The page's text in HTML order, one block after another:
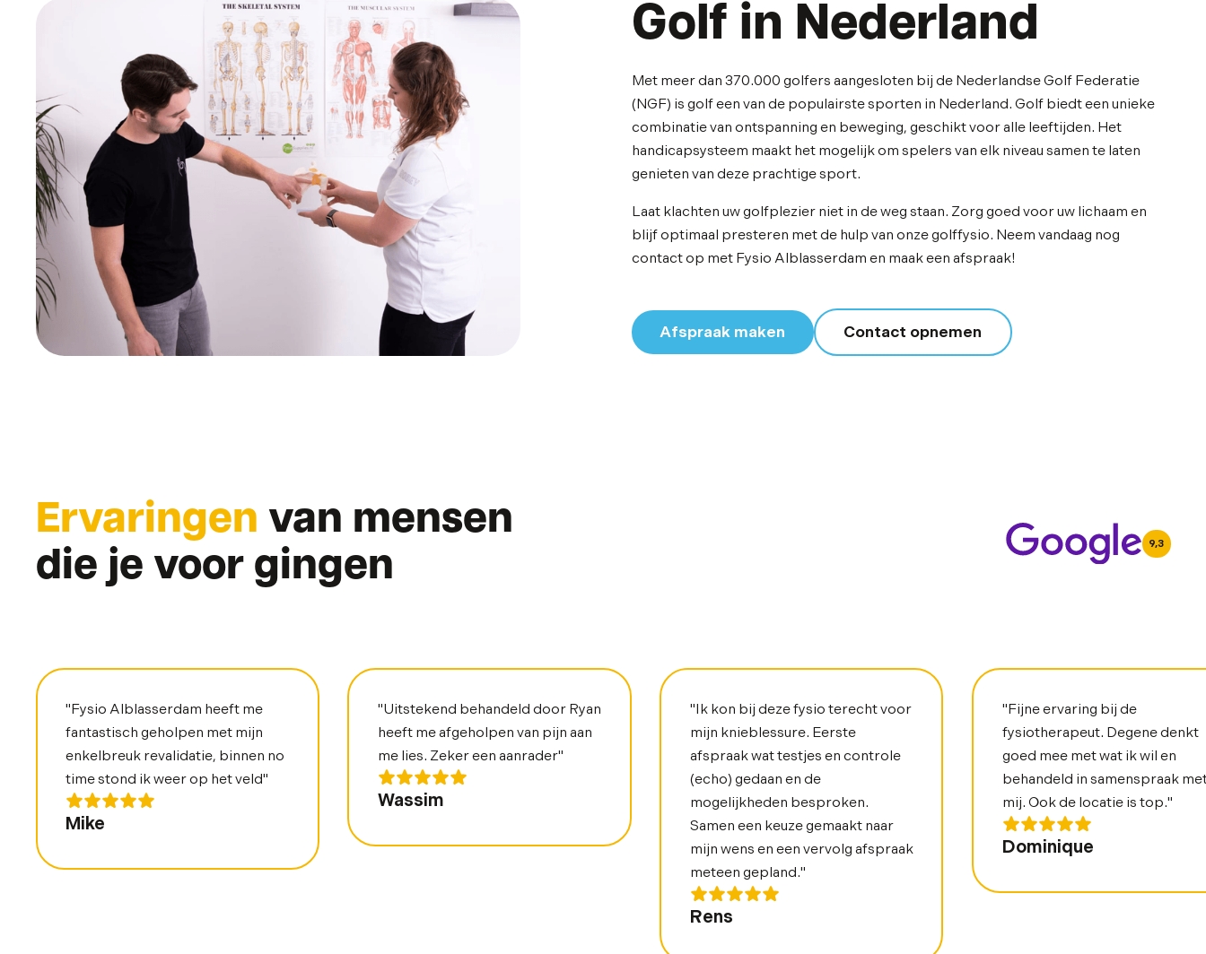
Golf in Nederland
Met meer dan 370.000 golfers aangesloten bij de Nederlandse Golf Federatie
(NGF) is golf een van de populairste sporten in Nederland. Golf biedt een unieke
combinatie van ontspanning en beweging, geschikt voor alle leeftijden. Het
handicapsysteem maakt het mogelijk om spelers van elk niveau samen te laten
genieten van deze prachtige sport.
Laat klachten uw golfplezier niet in de weg staan. Zorg goed voor uw lichaam en
blijf optimaal presteren met de hulp van onze golffysio. Neem vandaag nog
contact op met Fysio Alblasserdam en maak een afspraak!
Afspraak maken Contact opnemen
Ervaringen van mensen
die je voor gingen
9,3
"Fysio Alblasserdam heeft me
fantastisch geholpen met mijn
enkelbreuk revalidatie, binnen no
time stond ik weer op het veld"
Mike
"Uitstekend behandeld door Ryan
heeft me afgeholpen van pijn aan
me lies. Zeker een aanrader"
Wassim
"Ik kon bij deze fysio terecht voor
mijn knieblessure. Eerste
afspraak wat testjes en controle
(echo) gedaan en de
mogelijkheden besproken.
Samen een keuze gemaakt naar
mijn wens en een vervolg afspraak
meteen gepland."
Rens
"Fijne ervaring bij de
fysiotherapeut. Degene denkt
goed mee met wat ik wil en
behandeld in samenspraak
mij. Ook de locatie is top."
Dominique